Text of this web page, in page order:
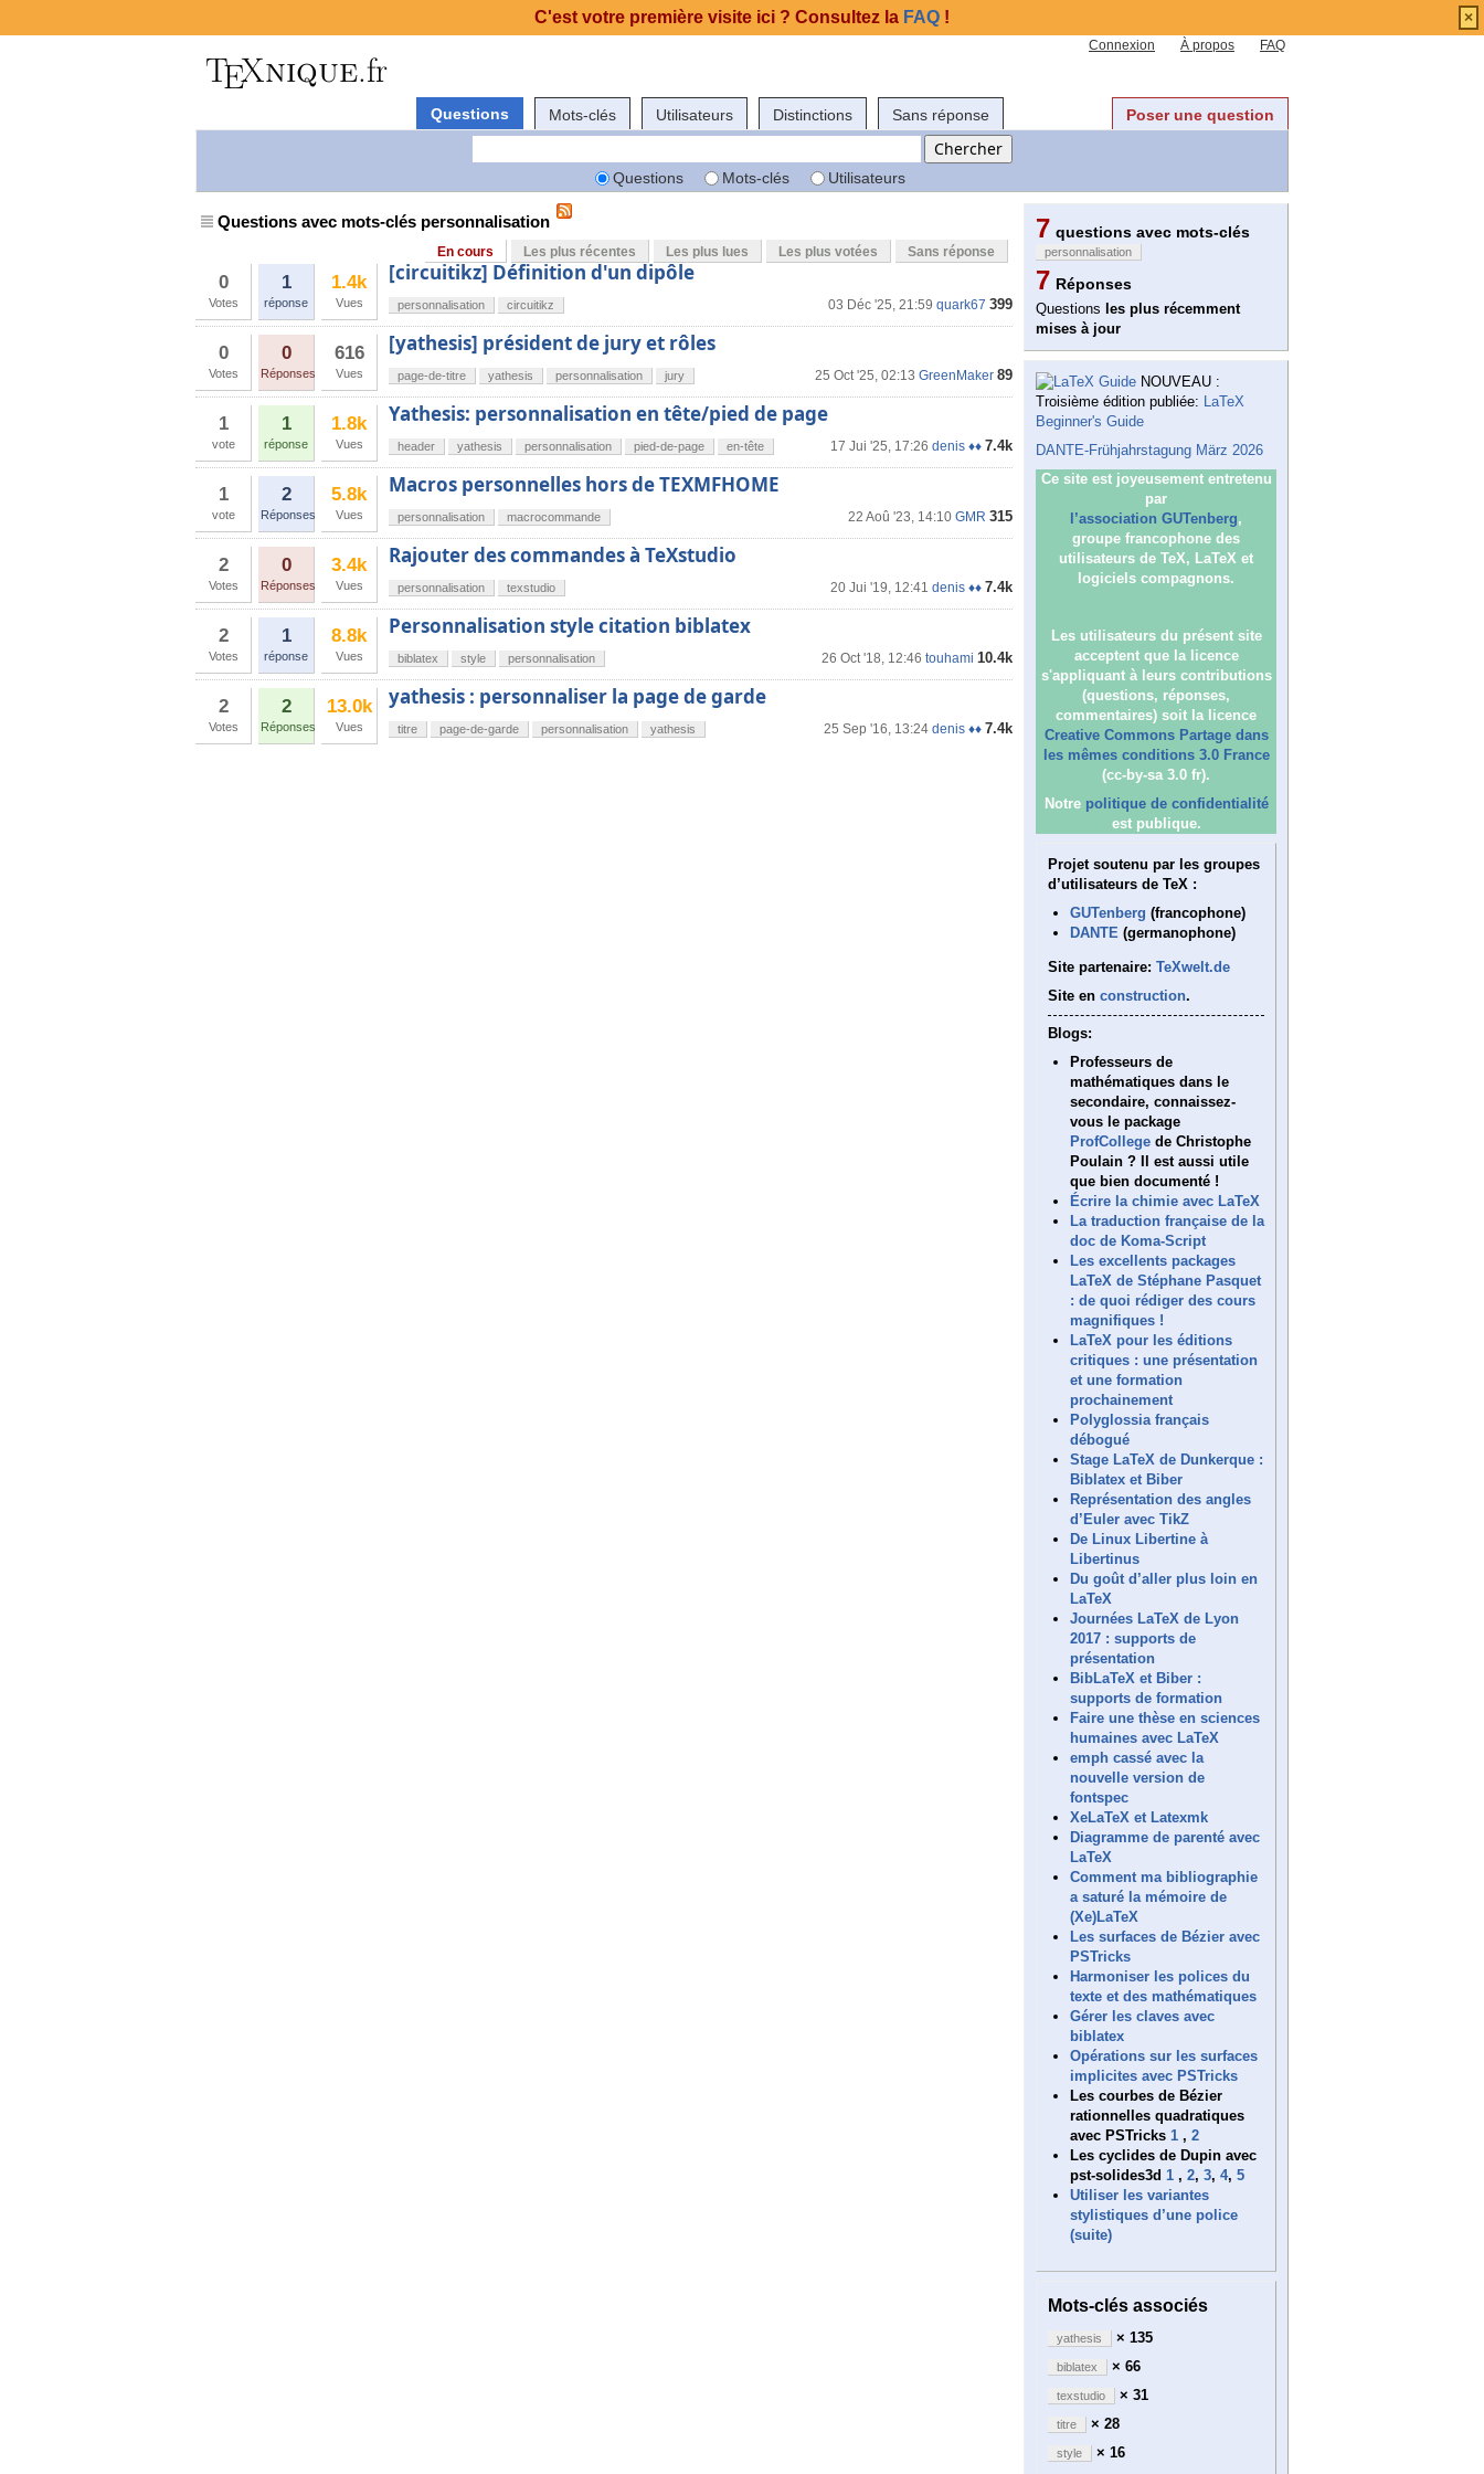
Connexion À propos FAQ
Questions Mots-clés Utilisateurs Distinctions Sans réponse Poser une question
Questions Mots-clés Utilisateurs
Questions avec mots-clés personnalisation
En cours Les plus récentes Les plus lues Les plus votées Sans réponse
0
Votes
1
réponse
1.4k
Vues
[circuitikz] Définition d'un dipôle
03 Déc '25, 21:59 quark67 399
personnalisation circuitikz
0
Votes
0
Réponses
616
Vues
[yathesis] président de jury et rôles
25 Oct '25, 02:13 GreenMaker 89
page-de-titre yathesis personnalisation jury
1
vote
1
réponse
1.8k
Vues
Yathesis: personnalisation en tête/pied de page
17 Jui '25, 17:26 denis ♦♦ 7.4k
header yathesis personnalisation pied-de-page en-tête
1
vote
2
Réponses
5.8k
Vues
Macros personnelles hors de TEXMFHOME
22 Aoû '23, 14:10 GMR 315
personnalisation macrocommande
2
Votes
0
Réponses
3.4k
Vues
Rajouter des commandes à TeXstudio
20 Jui '19, 12:41 denis ♦♦ 7.4k
personnalisation texstudio
2
Votes
1
réponse
8.8k
Vues
Personnalisation style citation biblatex
26 Oct '18, 12:46 touhami 10.4k
biblatex style personnalisation
2
Votes
2
Réponses
13.0k
Vues
yathesis : personnaliser la page de garde
25 Sep '16, 13:24 denis ♦♦ 7.4k
titre page-de-garde personnalisation yathesis
7 questions avec mots-clés
personnalisation
7 Réponses
Questions les plus récemment
mises à jour
NOUVEAU :
Troisième édition publiée: LaTeX
Beginner's Guide
DANTE-Frühjahrstagung März 2026
Ce site est joyeusement entretenu
par
l’association GUTenberg,
groupe francophone des
utilisateurs de TeX, LaTeX et
logiciels compagnons.
Les utilisateurs du présent site
acceptent que la licence
s'appliquant à leurs contributions
(questions, réponses,
commentaires) soit la licence
Creative Commons Partage dans
les mêmes conditions 3.0 France
(cc-by-sa 3.0 fr).
Notre politique de confidentialité
est publique.
Projet soutenu par les groupes
d’utilisateurs de TeX :
GUTenberg (francophone)
DANTE (germanophone)
Site partenaire: TeXwelt.de
Site en construction.
Blogs:
Professeurs de
mathématiques dans le
secondaire, connaissez-
vous le package
ProfCollege de Christophe
Poulain ? Il est aussi utile
que bien documenté !
Écrire la chimie avec LaTeX
La traduction française de la
doc de Koma-Script
Les excellents packages
LaTeX de Stéphane Pasquet
: de quoi rédiger des cours
magnifiques !
LaTeX pour les éditions
critiques : une présentation
et une formation
prochainement
Polyglossia français
débogué
Stage LaTeX de Dunkerque :
Biblatex et Biber
Représentation des angles
d’Euler avec TikZ
De Linux Libertine à
Libertinus
Du goût d’aller plus loin en
LaTeX
Journées LaTeX de Lyon
2017 : supports de
présentation
BibLaTeX et Biber :
supports de formation
Faire une thèse en sciences
humaines avec LaTeX
emph cassé avec la
nouvelle version de
fontspec
XeLaTeX et Latexmk
Diagramme de parenté avec
LaTeX
Comment ma bibliographie
a saturé la mémoire de
(Xe)LaTeX
Les surfaces de Bézier avec
PSTricks
Harmoniser les polices du
texte et des mathématiques
Gérer les claves avec
biblatex
Opérations sur les surfaces
implicites avec PSTricks
Les courbes de Bézier
rationnelles quadratiques
avec PSTricks 1 , 2
Les cyclides de Dupin avec
pst-solides3d 1 , 2, 3, 4, 5
Utiliser les variantes
stylistiques d’une police
(suite)
Mots-clés associés
yathesis × 135
biblatex × 66
texstudio × 31
titre × 28
style
× 16
C'est votre première visite ici ? Consultez la FAQ ! ×